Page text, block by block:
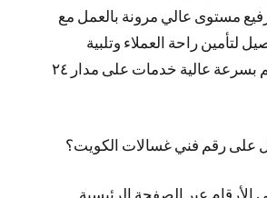
مستوى عالي مرونة بالعمل مع
لتأمين راحة العملاء وتلبية
احتياجاتهم ومتابعتهم بسرعة عالية خدمات على مدار ٢٤
على رقم فني غسالات الكويت؟
عبر الصفحة الرئيسية